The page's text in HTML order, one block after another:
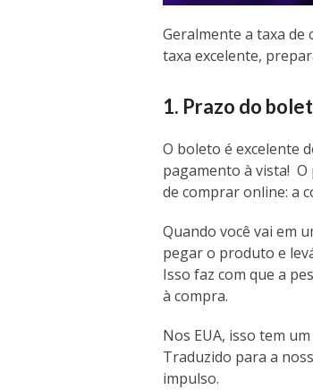
Geralmente a taxa de
taxa excelente,
1. Prazo do
O boleto é excelente
pagamento à vista!
de comprar online: a
Quando você vai em
pegar o produto e
Isso faz com que a
à compra.
Nos EUA, isso tem um
Traduzido para a
impulso.